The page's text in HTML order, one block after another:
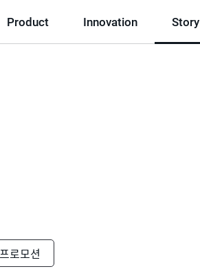
Product Innovation Story
프로모션